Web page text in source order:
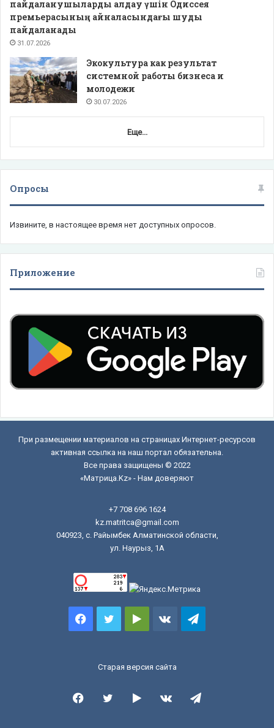
пайдаланушыларды алдау үшін Одиссея
премьерасының айналасындағы шуды
пайдаланады
31.07.2026
Экокультура как результат
системной работы бизнеса и
молодежи
30.07.2026
Еще...
Опросы
Извините, в настоящее время нет доступных опросов.
Приложение
При размещении материалов на страницах Интернет-ресурсов
активная ссылка на наш портал обязательна.
Все права защищены © 2022
«Матрица.Kz» - Нам доверяют
+7 708 696 1624
kz.matritca@gmail.com
040923, с. Райымбек Алматинской области,
ул. Наурыз, 1А
FacebookTwitterGoogle vk.comTelegram
Старая версия сайта
FacebookTwitterGoogle vk.comTelegram